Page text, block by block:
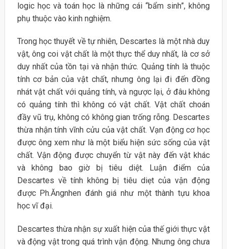
logic học và toán học là những cái “bẩm sinh”, không
phụ thuộc vào kinh nghiệm.
Trong học thuyết về tự nhiên, Descartes là một nhà duy
vật, ông coi vật chất là một thực thể duy nhất, là cơ sở
duy nhất của tồn tại và nhận thức. Quảng tính là thuộc
tính cơ bản của vật chất, nhưng ông lại đi đến đồng
nhát vật chất với quảng tính, và ngược lại, ở đâu không
có quảng tính thì không có vật chất. Vật chất choán
đầy vũ trụ, không có không gian trống rỗng. Descartes
thừa nhận tính vĩnh cửu của vật chất. Vạn động cơ học
được ông xem như là một biểu hiện sức sống của vật
chất. Vận động được chuyển từ vật này đến vật khác
và không bao giờ bị tiêu diệt. Luận điểm của
Descartes về tính không bị tiêu diẹt của vận động
được Ph.Ăngnhen đánh giá như một thành tựu khoa
học vĩ đại.
Descartes thừa nhận sự xuất hiện của thế giới thực vật
và động vật trong quá trình vận động. Nhưng ông chưa